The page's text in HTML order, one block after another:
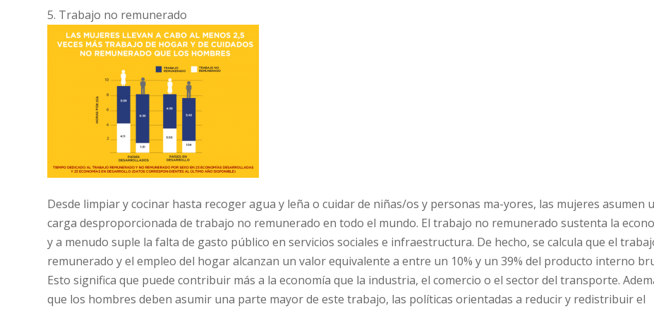
5. Trabajo no remunerado
Desde limpiar y cocinar hasta recoger agua y leña o cuidar de niñas/os y personas ma-yores, las mujeres asumen
carga desproporcionada de trabajo no remunerado en todo el mundo. El trabajo no remunerado sustenta la
y a menudo suple la falta de gasto público en servicios sociales e infraestructura. De hecho, se calcula que el
remunerado y el empleo del hogar alcanzan un valor equivalente a entre un 10% y un 39% del producto interno
Esto significa que puede contribuir más a la economía que la industria, el comercio o el sector del transporte.
que los hombres deben asumir una parte mayor de este trabajo, las políticas orientadas a reducir y redistribuir el